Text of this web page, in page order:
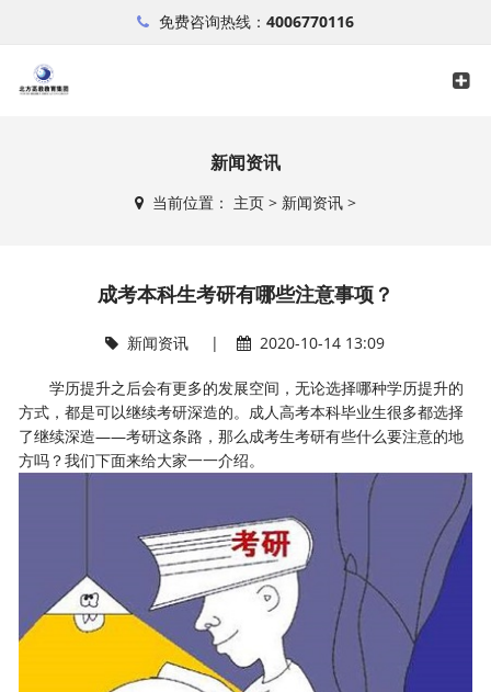
免费咨询热线： 4006770116
新闻资讯
当前位置： 主页> 新闻资讯>
成考本科生考研有哪些注意事项？
新闻资讯 | 2020-10-14 13:09
学历提升之后会有更多的发展空间，无论选择哪种学历提升的
方式，都是可以继续考研深造的。成人高考本科毕业生很多都选择
了继续深造——考研这条路，那么成考生考研有些什么要注意的地
方吗？我们下面来给大家一一介绍。